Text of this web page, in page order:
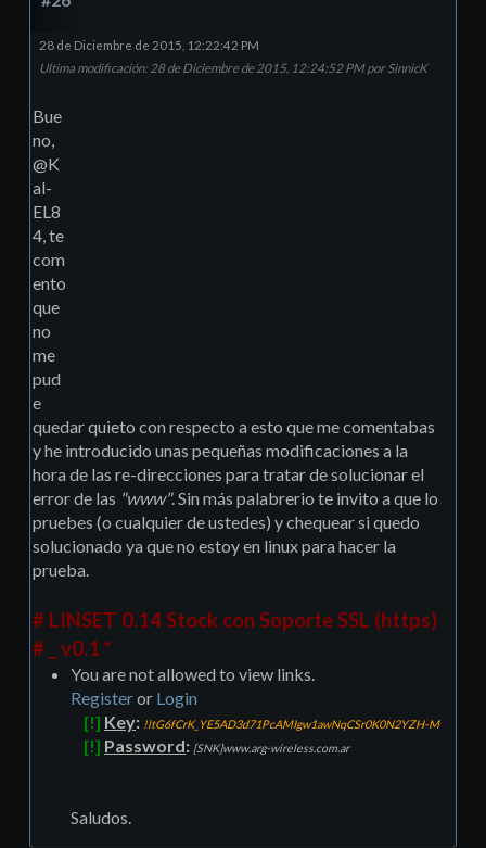
28 de Diciembre de 2015, 12:22:42 PM
Ultima modificación: 28 de Diciembre de 2015, 12:24:52 PM por SinnicK
Bue
no,
@K
al-
EL8
4, te
com
ento
que
no
me
pud
e
quedar quieto con respecto a esto que me comentabas
y he introducido unas pequeñas modificaciones a la
hora de las re-direcciones para tratar de solucionar el
error de las "www". Sin más palabrerio te invito a que lo
pruebes (o cualquier de ustedes) y chequear si quedo
solucionado ya que no estoy en linux para hacer la
prueba.
# LINSET 0.14 Stock con Soporte SSL (https)
# _ v0.1 *
You are not allowed to view links.
Registeror Login
[!] Key: !ltG6fCrK_YE5AD3d71PcAMIgw1awNqCSr0K0N2YZH-M
[!] Password: [SNK]www.arg-wireless.com.ar
Saludos.